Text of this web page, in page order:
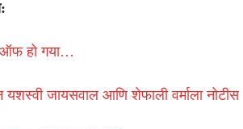
ऑफ हो गया…
यशस्वी जायसवाल आणि शेफाली वर्माला नोटीस